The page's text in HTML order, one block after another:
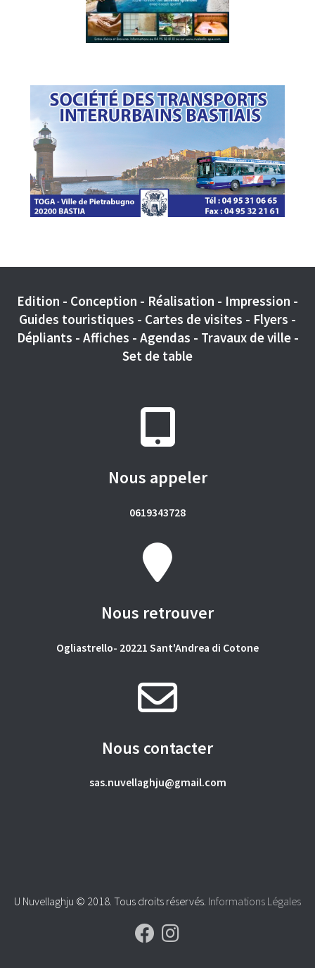
Edition - Conception - Réalisation - Impression -
Guides touristiques - Cartes de visites - Flyers -
Dépliants - Affiches - Agendas - Travaux de ville -
Set de table
Nous appeler
0619343728
Nous retrouver
Ogliastrello- 20221 Sant'Andrea di Cotone
Nous contacter
sas.nuvellaghju@gmail.com
U Nuvellaghju © 2018. Tous droits réservés. Informations Légales